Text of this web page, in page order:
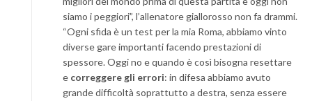
siamo i peggiori”, l’allenatore giallorosso non fa drammi.
“Ogni sfida è un test per la mia Roma, abbiamo vinto
diverse gare importanti facendo prestazioni di
spessore. Oggi no e quando è così bisogna resettare
e correggere gli errori: in difesa abbiamo avuto
grande difficoltà soprattutto a destra, senza essere